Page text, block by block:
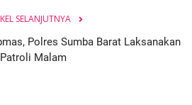
SELANJUTNYA
Polres Sumba Barat Laksanakan
Patroli Malam